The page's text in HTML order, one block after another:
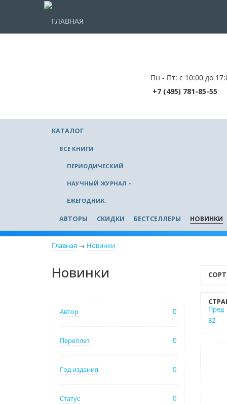
ГЛАВНАЯ
Пн - Пт: с 10:00 до
+7 (495) 781-85-55
КАТАЛОГ
ВСЕ КНИГИ
ПЕРИОДИЧЕСКИЙ
НАУЧНЫЙ ЖУРНАЛ –
ЕЖЕГОДНИК.
АВТОРЫ СКИДКИ БЕСТСЕЛЛЕРЫ НОВИНКИ
Главная → Новинки
Новинки
Автор
Переплет
Год издания
Статус
Пред
32
Нет